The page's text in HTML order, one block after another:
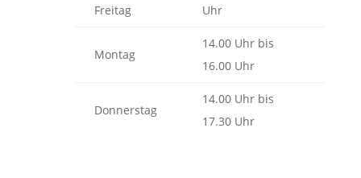
Freitag
Uhr
Montag
14.00 Uhr bis
16.00 Uhr
Donnerstag
14.00 Uhr bis
17.30 Uhr